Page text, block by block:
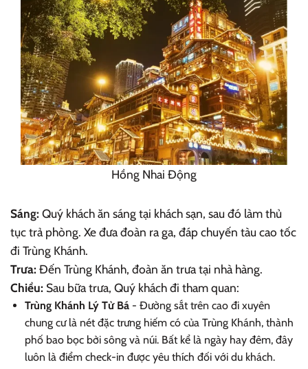
Hồng Nhai Động
Sáng: Quý khách ăn sáng tại khách sạn, sau đó làm thủ
tục trả phòng. Xe đưa đoàn ra ga, đáp chuyến tàu cao tốc
đi Trùng Khánh.
Trưa: Đến Trùng Khánh, đoàn ăn trưa tại nhà hàng.
Chiều: Sau bữa trưa, Quý khách đi tham quan:
Trùng Khánh Lý Tử Bá- Đường sắt trên cao đi xuyên
chung cư là nét đặc trưng hiếm có của Trùng Khánh, thành
phố bao bọc bởi sông và núi. Bất kể là ngày hay đêm, đây
luôn là điểm check-in được yêu thích đối với du khách.